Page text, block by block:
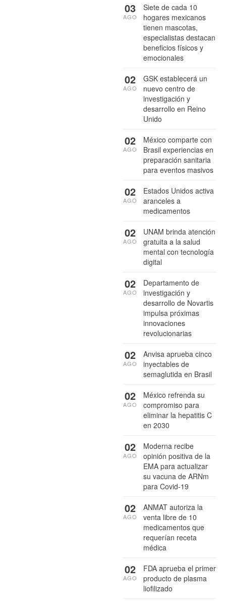
Siete de cada 10
hogares mexicanos
tienen mascotas,
especialistas destacan
beneficios físicos y
emocionales
03
AGO
GSK establecerá un
nuevo centro de
investigación y
desarrollo en Reino
Unido
02
AGO
México comparte con
Brasil experiencias en
preparación sanitaria
para eventos masivos
02
AGO
Estados Unidos activa
aranceles a
medicamentos
02
AGO
UNAM brinda atención
gratuita a la salud
mental con tecnología
digital
02
AGO
Departamento de
investigación y
desarrollo de Novartis
impulsa próximas
innovaciones
revolucionarias
02
AGO
Anvisa aprueba cinco
inyectables de
semaglutida en Brasil
02
AGO
México refrenda su
compromiso para
eliminar la hepatitis C
en 2030
02
AGO
Moderna recibe
opinión positiva de la
EMA para actualizar
su vacuna de ARNm
para Covid-19
02
AGO
ANMAT autoriza la
venta libre de 10
medicamentos que
requerían receta
médica
02
AGO
FDA aprueba el primer
producto de plasma
liofilizado
02
AGO